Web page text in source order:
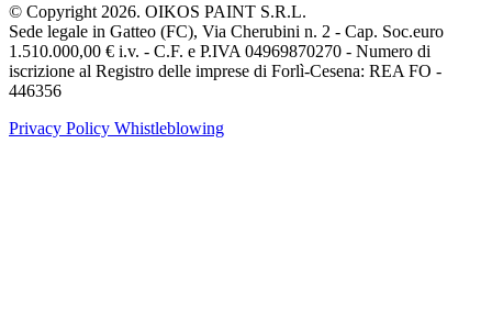
© Copyright 2026. OIKOS PAINT S.R.L.
Sede legale in Gatteo (FC), Via Cherubini n. 2 - Cap. Soc.euro
1.510.000,00 € i.v. - C.F. e P.IVA 04969870270 - Numero di
iscrizione al Registro delle imprese di Forlì-Cesena: REA FO -
446356
Privacy Policy Whistleblowing